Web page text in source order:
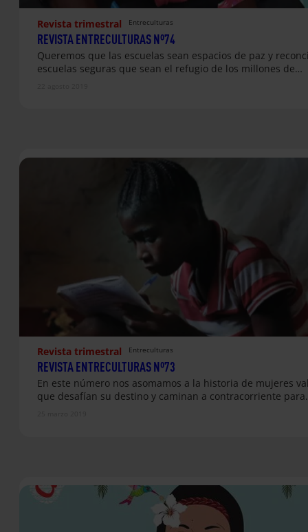
Revista trimestral Entreculturas
REVISTA ENTRECULTURAS Nº74
Queremos que las escuelas sean espacios de paz y
escuelas seguras que sean el refugio de los millones de…
Revista trimestral Entreculturas
REVISTA ENTRECULTURAS Nº73
En este número nos asomamos a la historia de mujeres
que desafían su destino y caminan a contracorriente